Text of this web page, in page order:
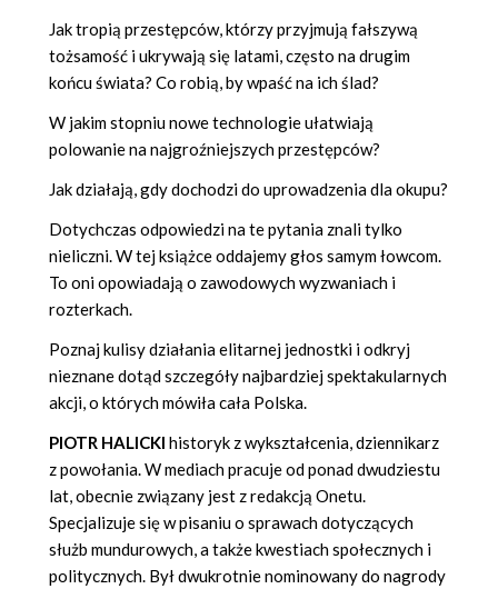
Jak tropią przestępców, którzy przyjmują fałszywą
tożsamość i ukrywają się latami, często na drugim
końcu świata? Co robią, by wpaść na ich ślad?
W jakim stopniu nowe technologie ułatwiają
polowanie na najgroźniejszych przestępców?
Jak działają, gdy dochodzi do uprowadzenia dla okupu?
Dotychczas odpowiedzi na te pytania znali tylko
nieliczni. W tej książce oddajemy głos samym łowcom.
To oni opowiadają o zawodowych wyzwaniach i
rozterkach.
Poznaj kulisy działania elitarnej jednostki i odkryj
nieznane dotąd szczegóły najbardziej spektakularnych
akcji, o których mówiła cała Polska.
PIOTR HALICKI historyk z wykształcenia, dziennikarz
z powołania. W mediach pracuje od ponad dwudziestu
lat, obecnie związany jest z redakcją Onetu.
Specjalizuje się w pisaniu o sprawach dotyczących
służb mundurowych, a także kwestiach społecznych i
politycznych. Był dwukrotnie nominowany do nagrody